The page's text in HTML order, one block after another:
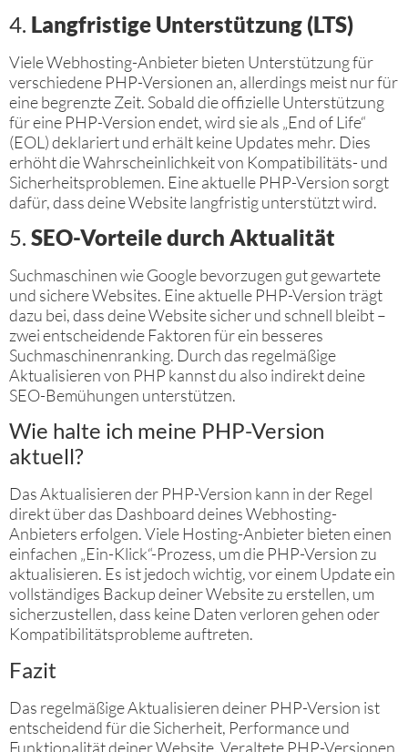
4. Langfristige Unterstützung (LTS)
Viele Webhosting-Anbieter bieten Unterstützung für
verschiedene PHP-Versionen an, allerdings meist nur für
eine begrenzte Zeit. Sobald die offizielle Unterstützung
für eine PHP-Version endet, wird sie als „End of Life“
(EOL) deklariert und erhält keine Updates mehr. Dies
erhöht die Wahrscheinlichkeit von Kompatibilitäts- und
Sicherheitsproblemen. Eine aktuelle PHP-Version sorgt
dafür, dass deine Website langfristig unterstützt wird.
5. SEO-Vorteile durch Aktualität
Suchmaschinen wie Google bevorzugen gut gewartete
und sichere Websites. Eine aktuelle PHP-Version trägt
dazu bei, dass deine Website sicher und schnell bleibt –
zwei entscheidende Faktoren für ein besseres
Suchmaschinenranking. Durch das regelmäßige
Aktualisieren von PHP kannst du also indirekt deine
SEO-Bemühungen unterstützen.
Wie halte ich meine PHP-Version
aktuell?
Das Aktualisieren der PHP-Version kann in der Regel
direkt über das Dashboard deines Webhosting-
Anbieters erfolgen. Viele Hosting-Anbieter bieten einen
einfachen „Ein-Klick“-Prozess, um die PHP-Version zu
aktualisieren. Es ist jedoch wichtig, vor einem Update ein
vollständiges Backup deiner Website zu erstellen, um
sicherzustellen, dass keine Daten verloren gehen oder
Kompatibilitätsprobleme auftreten.
Fazit
Das regelmäßige Aktualisieren deiner PHP-Version ist
entscheidend für die Sicherheit, Performance und
Funktionalität deiner Website. Veraltete PHP-Versionen